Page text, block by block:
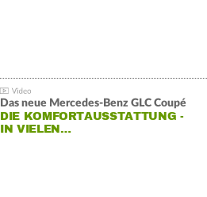
Das neue Mercedes-Benz GLC Coupé
DIE KOMFORTAUSSTATTUNG -
IN VIELEN…